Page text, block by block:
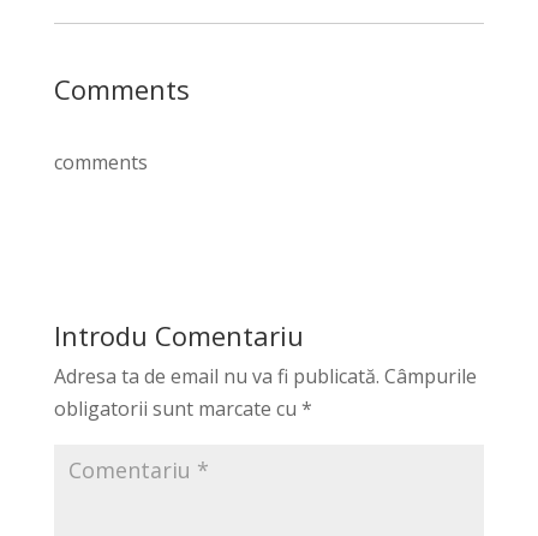
Comments
comments
Introdu Comentariu
Adresa ta de email nu va fi publicată. Câmpurile
obligatorii sunt marcate cu *